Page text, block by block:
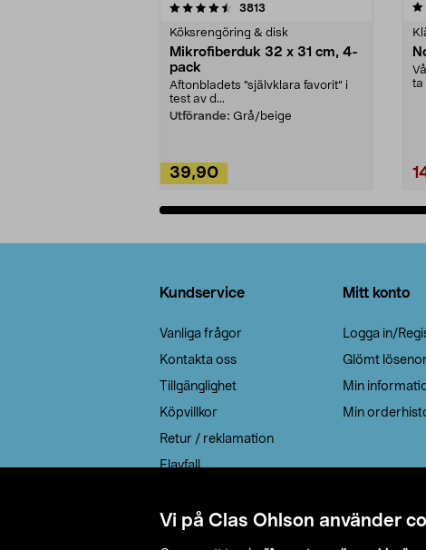
Vi på Clas Ohlson använder
3813
Köksrengöring & disk
Mikrofiberduk 32 x 31 cm, 4-
pack
Aftonbladets "självklara favorit” i
test av d...
Utförande: Grå/beige
39,90
4.0av 5 stjärnor
ta
Kundservice
Vanliga frågor
Kontakta oss
Tillgänglighet
Köpvillkor
Retur / reklamation
Elavfall
Leveransalternativ
Mitt konto
Logga in/
Glömt
Min
Min